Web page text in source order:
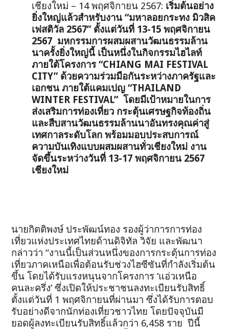
เชียงใหม่ – 14 พฤศจิกายน 2567: เริ่มต้นอย่าง
ยิ่งใหญ่แล้วสำหรับงาน “มหาลอยกระทง มิวสิค
เฟสติวัล 2567” ตั้งแต่วันที่ 13-15 พฤศจิกายน
2567 มหกรรมการผสมผสานวัฒนธรรมล้าน
นาครั้งยิ่งใหญ่นี้ เป็นหนึ่งในกิจกรรมไฮไลท์
ภายใต้โครงการ “CHIANG MAI FESTIVAL
CITY” ด้วยความร่วมมือกันระหว่างภาครัฐและ
เอกชน ภายใต้แคมเปญ “THAILAND
WINTER FESTIVAL” โดยมีเป้าหมายในการ
ส่งเสริมการท่องเที่ยว กระตุ้นเศรษฐกิจท้องถิ่น
และสืบสานวัฒนธรรมล้านนาอันทรงคุณค่าสู่
เทศกาลระดับโลก พร้อมมอบประสบการณ์
ความบันเทิงแบบผสมผสานทั่วเชียงใหม่ งาน
จัดขึ้นระหว่างวันที่ 13-17 พฤศจิกายน 2567
เชียงใหม่
นายกิตติพงษ์ ประพัฒน์ทอง รองผู้ว่าการการท่อง
เที่ยวแห่งประเทศไทยด้านดิจิทัล วิจัย และพัฒนา
กล่าวว่า “งานนี้เป็นส่วนหนึ่งของการกระตุ้นการท่อง
เที่ยวภาคเหนือเพื่อต้อนรับช่วงไฮซีซันที่กำลังเริ่มต้น
ขึ้น โดยได้รับแรงหนุนจากโครงการ ‘แอ่วเหนือ
คนละครึ่ง’ ซึ่งเปิดให้ประชาชนลงทะเบียนรับสิทธิ์
ตั้งแต่วันที่ 1 พฤศจิกายนที่ผ่านมา ซึ่งได้รับการตอบ
รับอย่างดีจากนักท่องเที่ยวชาวไทย โดยปัจจุบันมี
ยอดผู้ลงทะเบียนรับสิทธิ์แล้วกว่า 6,458 ราย ปีนี้